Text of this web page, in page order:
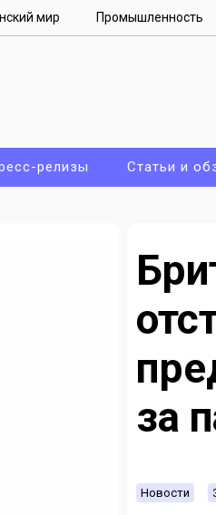
мир Промышленность
релизы Статьи и
за
Новости